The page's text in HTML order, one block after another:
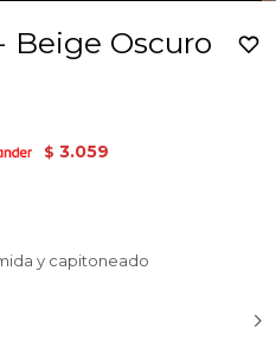
Beige Oscuro
$ 3.059
y capitoneado